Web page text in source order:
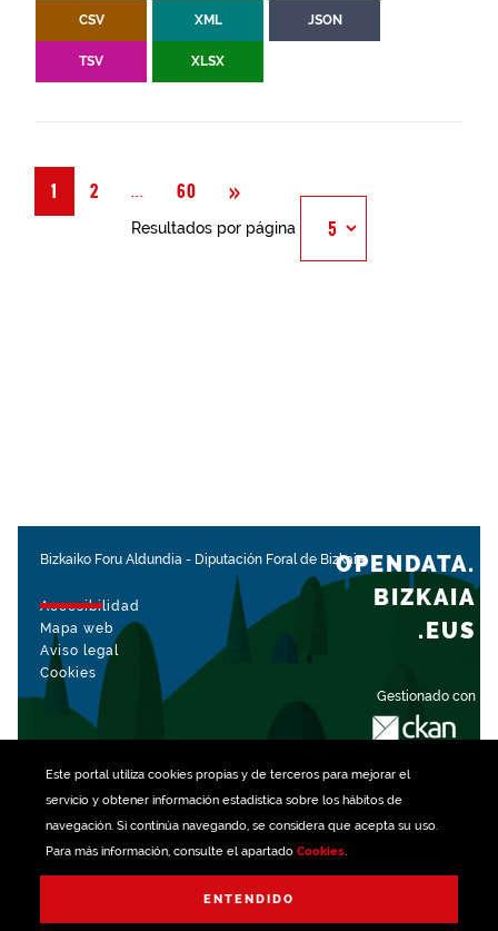
Este portal utiliza cookiespropias y de terceros para mejorar el
servicio y obtener información estadística sobre los hábitos de
navegación. Si continúa navegando, se considera que acepta su uso.
Para más información, consulte el apartado Cookies.
ENTENDIDO
CSV XML JSON
TSV XLSX
1 2 Página
... 60 » Siguiente
Resultados por página
Bizkaiko Foru Aldundia - Diputación Foral de Bizkaia
Accesibilidad
Mapa web
Aviso legal
Cookies
Gestionado con
OPENDATA.
BIZKAIA
.EUS